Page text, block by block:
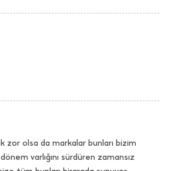
zor olsa da markalar bunları bizim
varlığını sürdüren zamansız